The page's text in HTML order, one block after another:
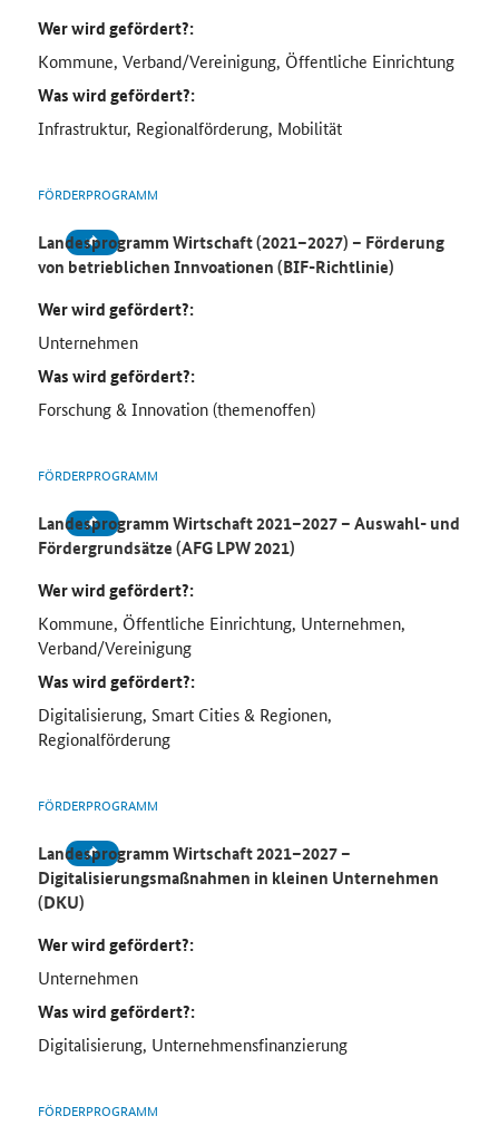
Wer wird gefördert?:
Kommune, Verband/Vereinigung, Öffentliche Einrichtung
Was wird gefördert?:
Infrastruktur, Regionalförderung, Mobilität
FÖRDERPROGRAMM
Landesprogramm Wirtschaft (2021–2027) – Förderung
von betrieblichen Innvoationen (BIF-Richtlinie)
Wer wird gefördert?:
Unternehmen
Was wird gefördert?:
Forschung & Innovation (themenoffen)
FÖRDERPROGRAMM
Landesprogramm Wirtschaft 2021–2027 – Auswahl- und
Fördergrundsätze (AFG LPW 2021)
Wer wird gefördert?:
Kommune, Öffentliche Einrichtung, Unternehmen,
Verband/Vereinigung
Was wird gefördert?:
Digitalisierung, Smart Cities & Regionen,
Regionalförderung
FÖRDERPROGRAMM
Landesprogramm Wirtschaft 2021–2027 –
Digitalisierungsmaßnahmen in kleinen Unternehmen
(DKU)
Wer wird gefördert?:
Unternehmen
Was wird gefördert?:
Digitalisierung, Unternehmensfinanzierung
FÖRDERPROGRAMM